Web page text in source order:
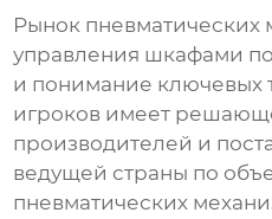
Рынок пневматических
управления шкафами
и понимание ключевых
игроков имеет
производителей и
ведущей страны по
пневматических